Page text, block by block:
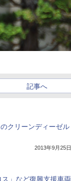
記事へ
クリーンディーゼル
2013年9月25日
」など復興支援車両